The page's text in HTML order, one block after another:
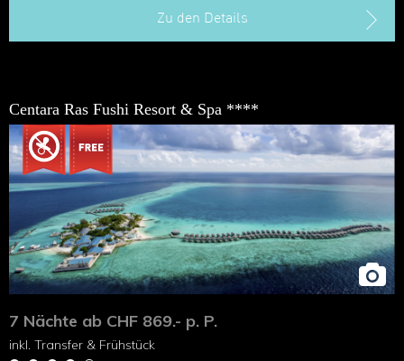
Zu den Details
Centara Ras Fushi Resort & Spa ****
7 Nächte ab CHF 869.- p. P.
inkl. Transfer & Frühstück